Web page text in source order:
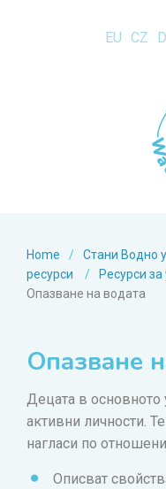
EU CZ
Home / Стани Водно
ресурси
/ Ресурси
Опазване на водата
Опазване
Децата в
активни личности.
нагласи по
Описват